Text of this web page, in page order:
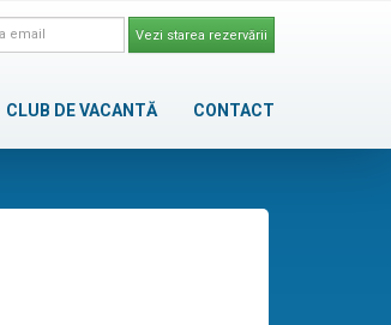
Vezi starea rezervării
CLUB DE VACANTĂ CONTACT